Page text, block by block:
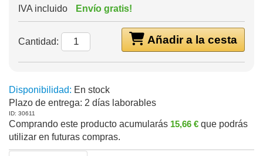
IVA incluido Envío gratis!
Añadir a la cesta
Cantidad:
Disponibilidad: En stock
Plazo de entrega: 2 días laborables
ID: 30611
Comprando este producto acumularás 15,66 € que podrás
utilizar en futuras compras.